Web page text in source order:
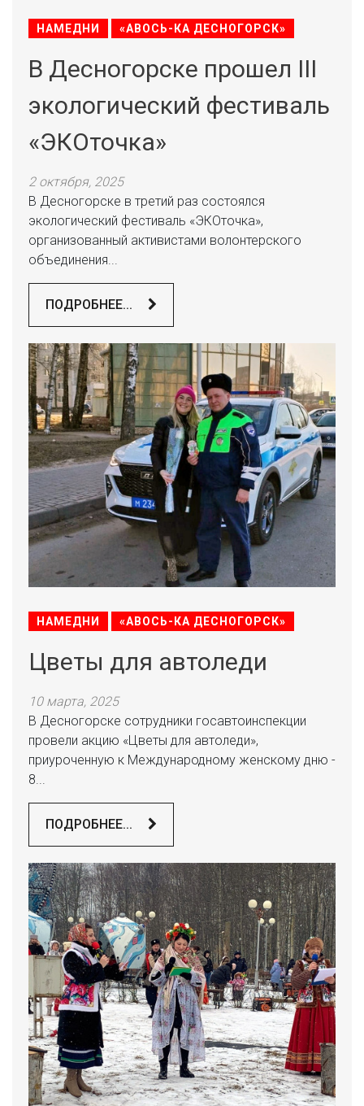
НАМЕДНИ «АВОСЬ-КА ДЕСНОГОРСК»
В Десногорске прошел III
экологический фестиваль
«ЭКОточка»
2 октября, 2025
В Десногорске в третий раз состоялся
экологический фестиваль «ЭКОточка»,
организованный активистами волонтерского
объединения...
ПОДРОБНЕЕ...
НАМЕДНИ «АВОСЬ-КА ДЕСНОГОРСК»
Цветы для автоледи
10 марта, 2025
В Десногорске сотрудники госавтоинспекции
провели акцию «Цветы для автоледи»,
приуроченную к Международному женскому дню -
8...
ПОДРОБНЕЕ...